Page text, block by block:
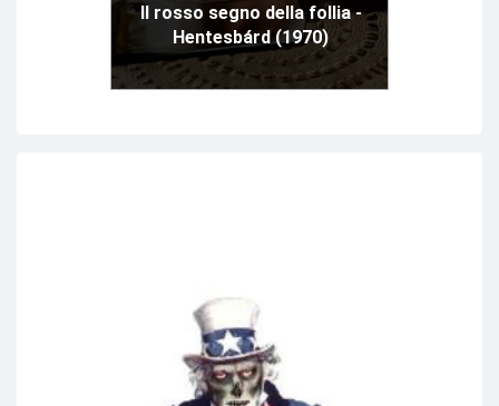
Il rosso segno della follia -
Hentesbárd (1970)